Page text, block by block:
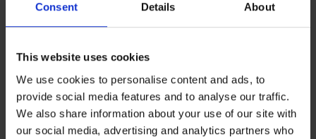
Consent Details About
This website uses cookies
We use cookies to personalise content and ads, to
provide social media features and to analyse our traffic.
We also share information about your use of our site with
our social media, advertising and analytics partners who
Rasprodaja Rasprodaja